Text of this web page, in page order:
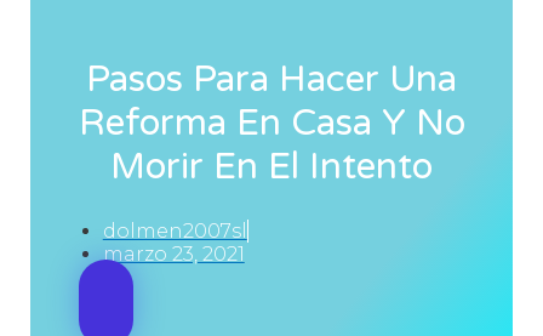
Pasos Para Hacer Una
Reforma En Casa Y No
Morir En El Intento
dolmen2007sl
marzo 23, 2021